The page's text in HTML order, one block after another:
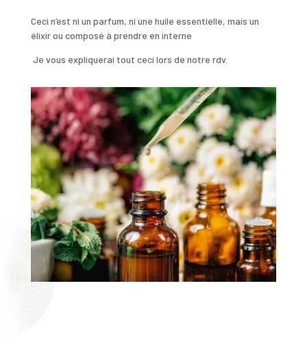
Ceci n’est ni un parfum, ni une huile essentielle, mais un
élixir ou composé à prendre en interne
Je vous expliquerai tout ceci lors de notre rdv.